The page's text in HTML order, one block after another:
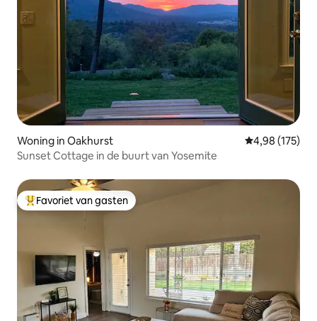
Woning in Oakhurst Gemiddelde
4,98 (175)
Sunset Cottage in de buurt van Yosemite
Topfavoriet van gasten
Favoriet van gasten